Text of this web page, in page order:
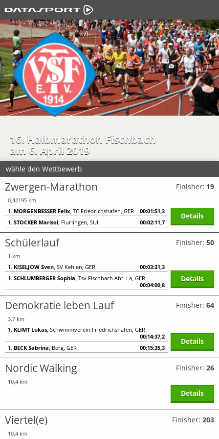
16. Halbmarathon Fischbach
am 6. April 2019
wähle den Wettbewerb
Zwergen-Marathon
0,42195 km
1. MORGENBESSER Felix, TC Friedrichshafen, GER
00:01:51,3
1. STOCKER Marisol, Flurlingen, SUI 00:02:11,7
Finisher: 19
Details
Schülerlauf
1 km
1. KISELJOW Sven, SV Kehlen, GER
00:03:31,3
1. SCHLUMBERGER Sophia, Tsv Fischbach Abt. La, GER
00:04:00,8
Finisher: 50
Details
Demokratie leben Lauf
3,7 km
1. KLIMT Lukas, Schwimmverein Friedrichshafen, GER
00:14:37,2
1. BECK Sabrina, Berg, GER 00:15:35,3
Finisher: 64
Details
Nordic Walking
10,4 km
Finisher: 26
Details
Viertel(e)
10,4 km
Finisher: 203